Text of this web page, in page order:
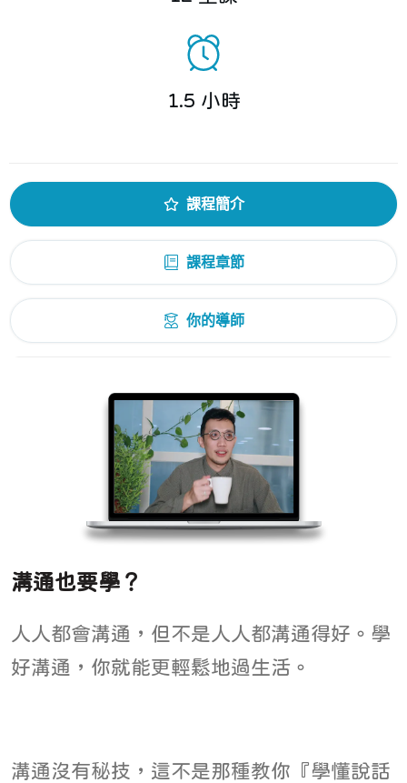
1.5 小時
課程簡介
課程章節
你的導師
溝通也要學？
人人都會溝通，但不是人人都溝通得好。學
好溝通，你就能更輕鬆地過生活。
溝通沒有秘技，這不是那種教你『學懂說話